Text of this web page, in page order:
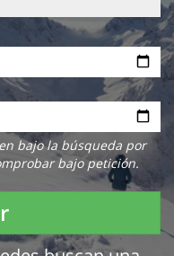
bajo la búsqueda por
bajo petición.